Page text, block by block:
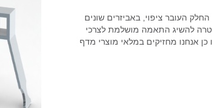
העובר ציפוי, באביזרים שונים
להשיג התאמה מושלמת לצרכי
אנחנו מחזיקים במלאי מוצרי מדף